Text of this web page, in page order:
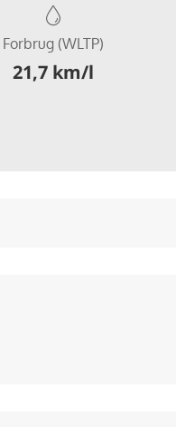
Forbrug (WLTP)
21,7 km/l